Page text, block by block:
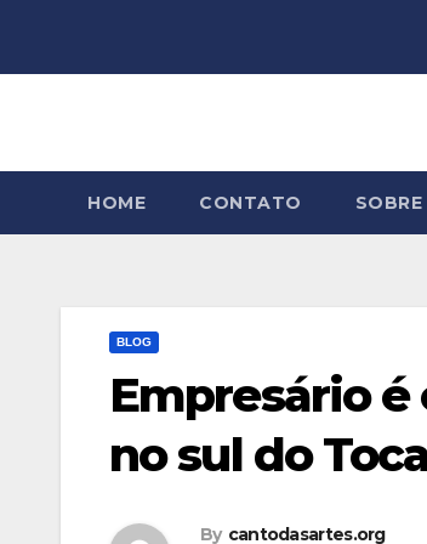
HOME CONTATO SOBRE
BLOG
Empresário
no sul do
By cantodasartes.org